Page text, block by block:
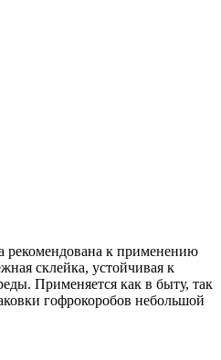
рекомендована к применению
склейка, устойчивая к
Применяется как в быту, так
гофрокоробов небольшой